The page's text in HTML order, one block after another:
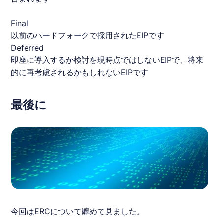
Final
以前のハードフォークで採用されたEIPです
Deferred
即座に導入するか検討を現時点ではしないEIPで、将来
的に再考慮されるかもしれないEIPです
最後に
今回はERCについて纏めて見ました。